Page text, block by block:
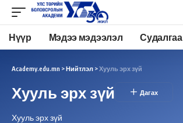
Нүүр Мэдээ мэдээлэл Судалгаа
Academy.edu.mn >Нийтлэл >Хууль эрх зүй
Хууль эрх зүй
Хууль эрх зүй